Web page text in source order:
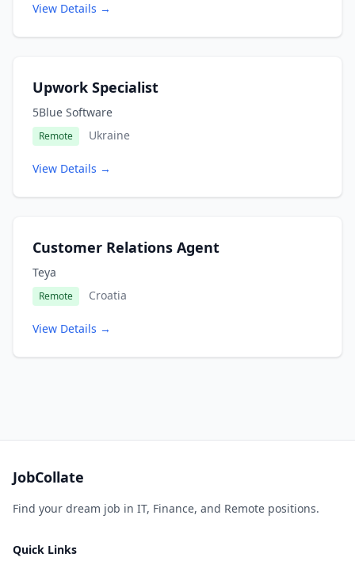
View Details →
Upwork Specialist
5Blue Software
Remote Ukraine
View Details →
Customer Relations Agent
Teya
Remote Croatia
View Details →
JobCollate
Find your dream job in IT, Finance, and Remote positions.
Quick Links